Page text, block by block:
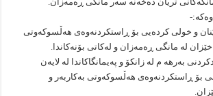
و خولی كردەیی بۆ ڕاستكردنەوەی هەڵسوكەوتی
خێزان لە مانگی ڕەمەزان و لەكاتی بۆنەكاندا.
بەرهه م لە زانكۆ و پەیمانگاكاندا لە لایەن
بۆ ڕاستكردنەوەی هەڵسوكەوتى بەكاربەر و